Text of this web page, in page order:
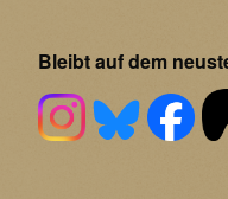
Bleibt auf dem